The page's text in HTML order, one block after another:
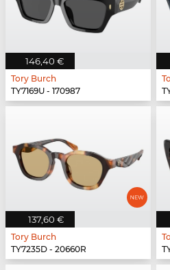
146,40 €
Tory Burch
TY7169U - 170987
137,60 €
Tory Burch
TY7235D - 20660R